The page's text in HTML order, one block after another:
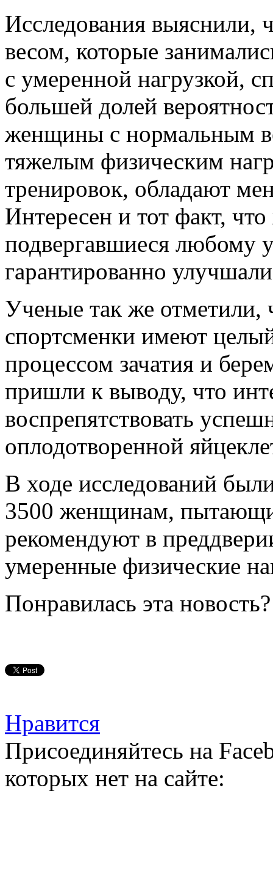
Исследования
весом, которые
с умеренной нагрузкой,
большей долей
женщины с нормальным
тяжелым физическим
тренировок, обладают
Интересен и тот факт,
подвергавшиеся любому
гарантированно
Ученые так же отметили,
спортсменки имеют
процессом зачатия и
пришли к выводу, что
воспрепятствовать
оплодотворенной
В ходе исследований
3500 женщинам,
рекомендуют в
умеренные физические
Понравилась эта
Нравится
Присоединяйтесь на
которых нет на сайте: